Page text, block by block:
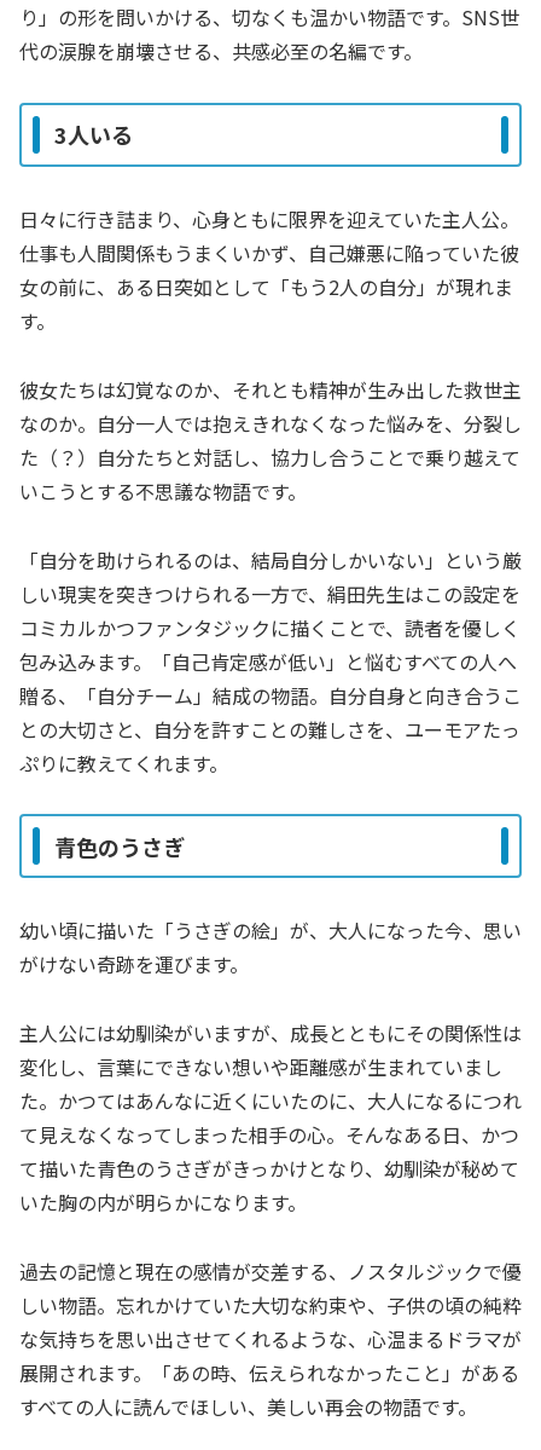
り」の形を問いかける、切なくも温かい物語です。SNS世
代の涙腺を崩壊させる、共感必至の名編です。
3人いる
日々に行き詰まり、心身ともに限界を迎えていた主人公。
仕事も人間関係もうまくいかず、自己嫌悪に陥っていた彼
女の前に、ある日突如として「もう2人の自分」が現れま
す。
彼女たちは幻覚なのか、それとも精神が生み出した救世主
なのか。自分一人では抱えきれなくなった悩みを、分裂し
た（？）自分たちと対話し、協力し合うことで乗り越えて
いこうとする不思議な物語です。
「自分を助けられるのは、結局自分しかいない」という厳
しい現実を突きつけられる一方で、絹田先生はこの設定を
コミカルかつファンタジックに描くことで、読者を優しく
包み込みます。「自己肯定感が低い」と悩むすべての人へ
贈る、「自分チーム」結成の物語。自分自身と向き合うこ
との大切さと、自分を許すことの難しさを、ユーモアたっ
ぷりに教えてくれます。
青色のうさぎ
幼い頃に描いた「うさぎの絵」が、大人になった今、思い
がけない奇跡を運びます。
主人公には幼馴染がいますが、成長とともにその関係性は
変化し、言葉にできない想いや距離感が生まれていまし
た。かつてはあんなに近くにいたのに、大人になるにつれ
て見えなくなってしまった相手の心。そんなある日、かつ
て描いた青色のうさぎがきっかけとなり、幼馴染が秘めて
いた胸の内が明らかになります。
過去の記憶と現在の感情が交差する、ノスタルジックで優
しい物語。忘れかけていた大切な約束や、子供の頃の純粋
な気持ちを思い出させてくれるような、心温まるドラマが
展開されます。「あの時、伝えられなかったこと」がある
すべての人に読んでほしい、美しい再会の物語です。